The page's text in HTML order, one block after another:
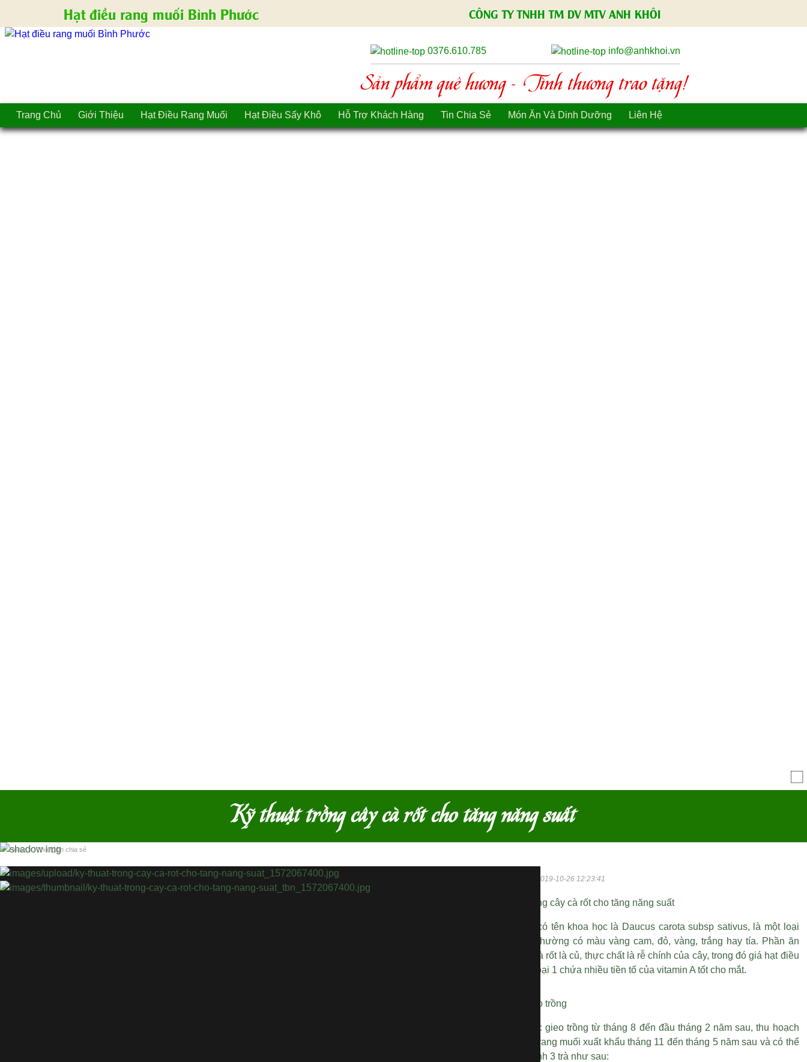
Hạt điều rang muối Bình Phước CÔNG TY TNHH TM DV MTV ANH KHÔI
0376.610.785 info@anhkhoi.vn
Sản phẩm quê hương - Tình thương trao tặng!
Trang Chủ Giới Thiệu Hạt Điều Rang Muối Hạt Điều Sấy Khô Hỗ Trợ Khách Hàng Tin Chia Sẻ Món Ăn Và Dinh Dưỡng Liên Hệ
Kỹ thuật trồng cây cà rốt cho tăng năng suất
Home › Thông tin chia sẻ
2019-10-26 12:23:41
Kỹ thuật trồng cây cà rốt cho tăng năng suất
Cây cà rốt có tên khoa học là Daucus carota subsp sativus, là một loại
cây có củ, thường có màu vàng cam, đỏ, vàng, trắng hay tía. Phần ăn
được của cà rốt là củ, thực chất là rễ chính của cây, trong đógiá hạt điều
rang muối loại 1 chứa nhiều tiền tố của vitamin A tốt cho mắt.
Thời vụ gieo trồng
Cà rốt được gieo trồng từ tháng 8 đến đầu tháng 2 năm sau, thu hoạch
hạt điều rang muối xuất khẩu tháng 11 đến tháng 5 năm sau và có thể
phân ra thành 3 trà như sau: